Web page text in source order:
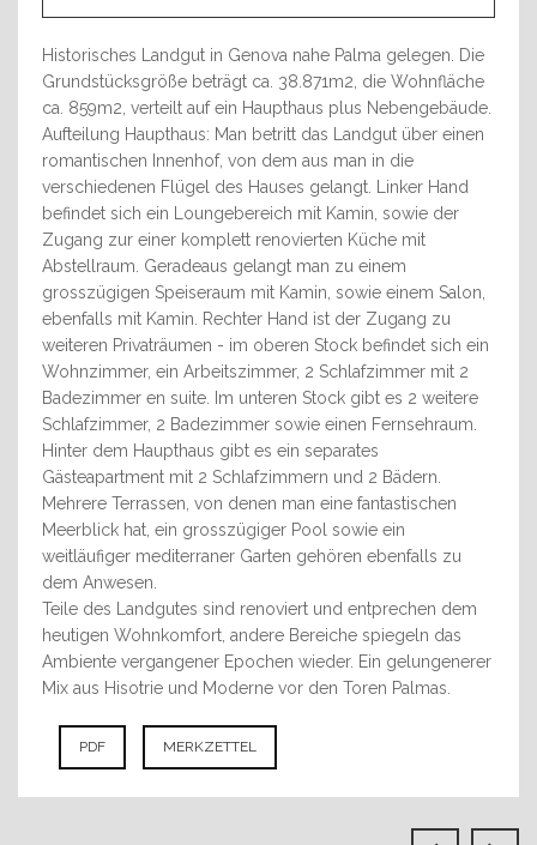
Historisches Landgut in Genova nahe Palma gelegen. Die
Grundstücksgröße beträgt ca. 38.871m2, die Wohnfläche
ca. 859m2, verteilt auf ein Haupthaus plus Nebengebäude.
Aufteilung Haupthaus: Man betritt das Landgut über einen
romantischen Innenhof, von dem aus man in die
verschiedenen Flügel des Hauses gelangt. Linker Hand
befindet sich ein Loungebereich mit Kamin, sowie der
Zugang zur einer komplett renovierten Küche mit
Abstellraum. Geradeaus gelangt man zu einem
grosszügigen Speiseraum mit Kamin, sowie einem Salon,
ebenfalls mit Kamin. Rechter Hand ist der Zugang zu
weiteren Privaträumen - im oberen Stock befindet sich ein
Wohnzimmer, ein Arbeitszimmer, 2 Schlafzimmer mit 2
Badezimmer en suite. Im unteren Stock gibt es 2 weitere
Schlafzimmer, 2 Badezimmer sowie einen Fernsehraum.
Hinter dem Haupthaus gibt es ein separates
Gästeapartment mit 2 Schlafzimmern und 2 Bädern.
Mehrere Terrassen, von denen man eine fantastischen
Meerblick hat, ein grosszügiger Pool sowie ein
weitläufiger mediterraner Garten gehören ebenfalls zu
dem Anwesen.
Teile des Landgutes sind renoviert und entprechen dem
heutigen Wohnkomfort, andere Bereiche spiegeln das
Ambiente vergangener Epochen wieder. Ein gelungenerer
Mix aus Hisotrie und Moderne vor den Toren Palmas.
PDF MERKZETTEL